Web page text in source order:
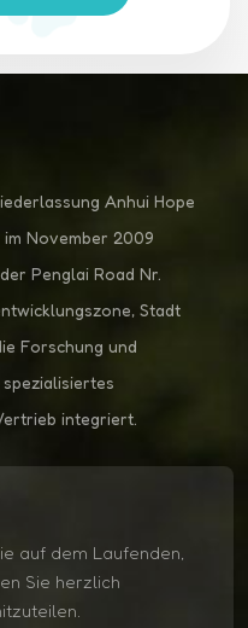
Anhui Hope
November 2009
Penglai Road Nr.
Stadt
Forschung und
integriert.
auf dem Laufenden,
Sie herzlich